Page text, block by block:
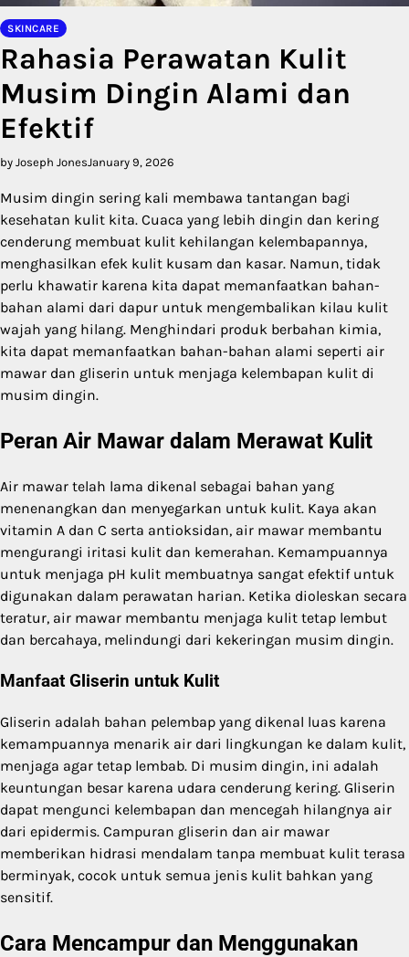
SKINCARE
Rahasia Perawatan Kulit
Musim Dingin Alami dan
Efektif
by Joseph JonesJanuary 9, 2026
Musim dingin sering kali membawa tantangan bagi
kesehatan kulit kita. Cuaca yang lebih dingin dan kering
cenderung membuat kulit kehilangan kelembapannya,
menghasilkan efek kulit kusam dan kasar. Namun, tidak
perlu khawatir karena kita dapat memanfaatkan bahan-
bahan alami dari dapur untuk mengembalikan kilau kulit
wajah yang hilang. Menghindari produk berbahan kimia,
kita dapat memanfaatkan bahan-bahan alami seperti air
mawar dan gliserin untuk menjaga kelembapan kulit di
musim dingin.
Peran Air Mawar dalam Merawat Kulit
Air mawar telah lama dikenal sebagai bahan yang
menenangkan dan menyegarkan untuk kulit. Kaya akan
vitamin A dan C serta antioksidan, air mawar membantu
mengurangi iritasi kulit dan kemerahan. Kemampuannya
untuk menjaga pH kulit membuatnya sangat efektif untuk
digunakan dalam perawatan harian. Ketika dioleskan secara
teratur, air mawar membantu menjaga kulit tetap lembut
dan bercahaya, melindungi dari kekeringan musim dingin.
Manfaat Gliserin untuk Kulit
Gliserin adalah bahan pelembap yang dikenal luas karena
kemampuannya menarik air dari lingkungan ke dalam kulit,
menjaga agar tetap lembab. Di musim dingin, ini adalah
keuntungan besar karena udara cenderung kering. Gliserin
dapat mengunci kelembapan dan mencegah hilangnya air
dari epidermis. Campuran gliserin dan air mawar
memberikan hidrasi mendalam tanpa membuat kulit terasa
berminyak, cocok untuk semua jenis kulit bahkan yang
sensitif.
Cara Mencampur dan Menggunakan